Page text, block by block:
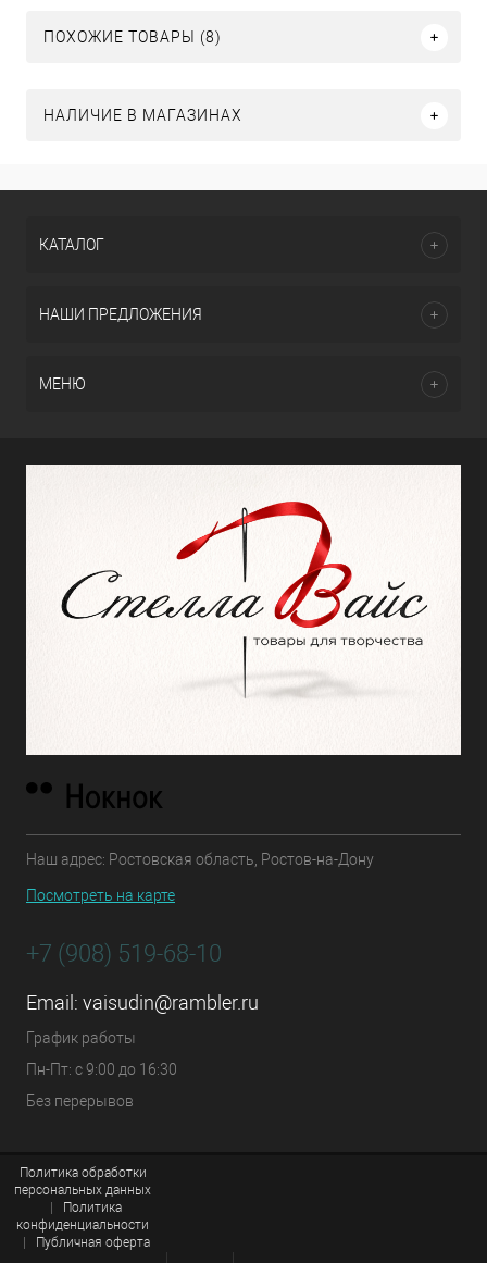
ПОХОЖИЕ ТОВАРЫ (8)
НАЛИЧИЕ В МАГАЗИНАХ
КАТАЛОГ
НАШИ ПРЕДЛОЖЕНИЯ
МЕНЮ
Наш адрес: Ростовская область, Ростов-на-Дону
Посмотреть на карте
+7 (908) 519-68-10
Email: vaisudin@rambler.ru
График работы
Пн-Пт: с 9:00 до 16:30
Без перерывов
Политика обработки
персональных данных
Политика
конфиденциальности
Публичная оферта